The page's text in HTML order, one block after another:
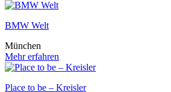
BMW Welt
München
Mehr erfahren
Place to be – Kreisler